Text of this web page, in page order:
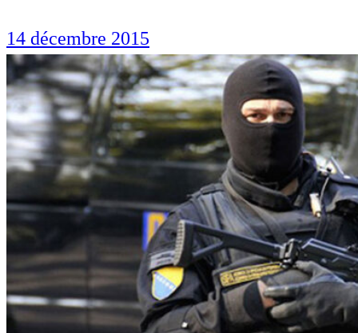
14 décembre 2015